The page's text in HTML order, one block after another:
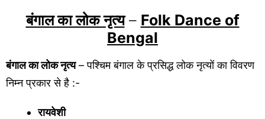
बंगाल का लोक नृत्य– Folk Dance of
Bengal
बंगाल का लोक नृत्य– पश्चिम बंगाल के प्रसिद्ध लोक नृत्यों का विवरण
निम्न प्रकार से है :-
रायवेशी